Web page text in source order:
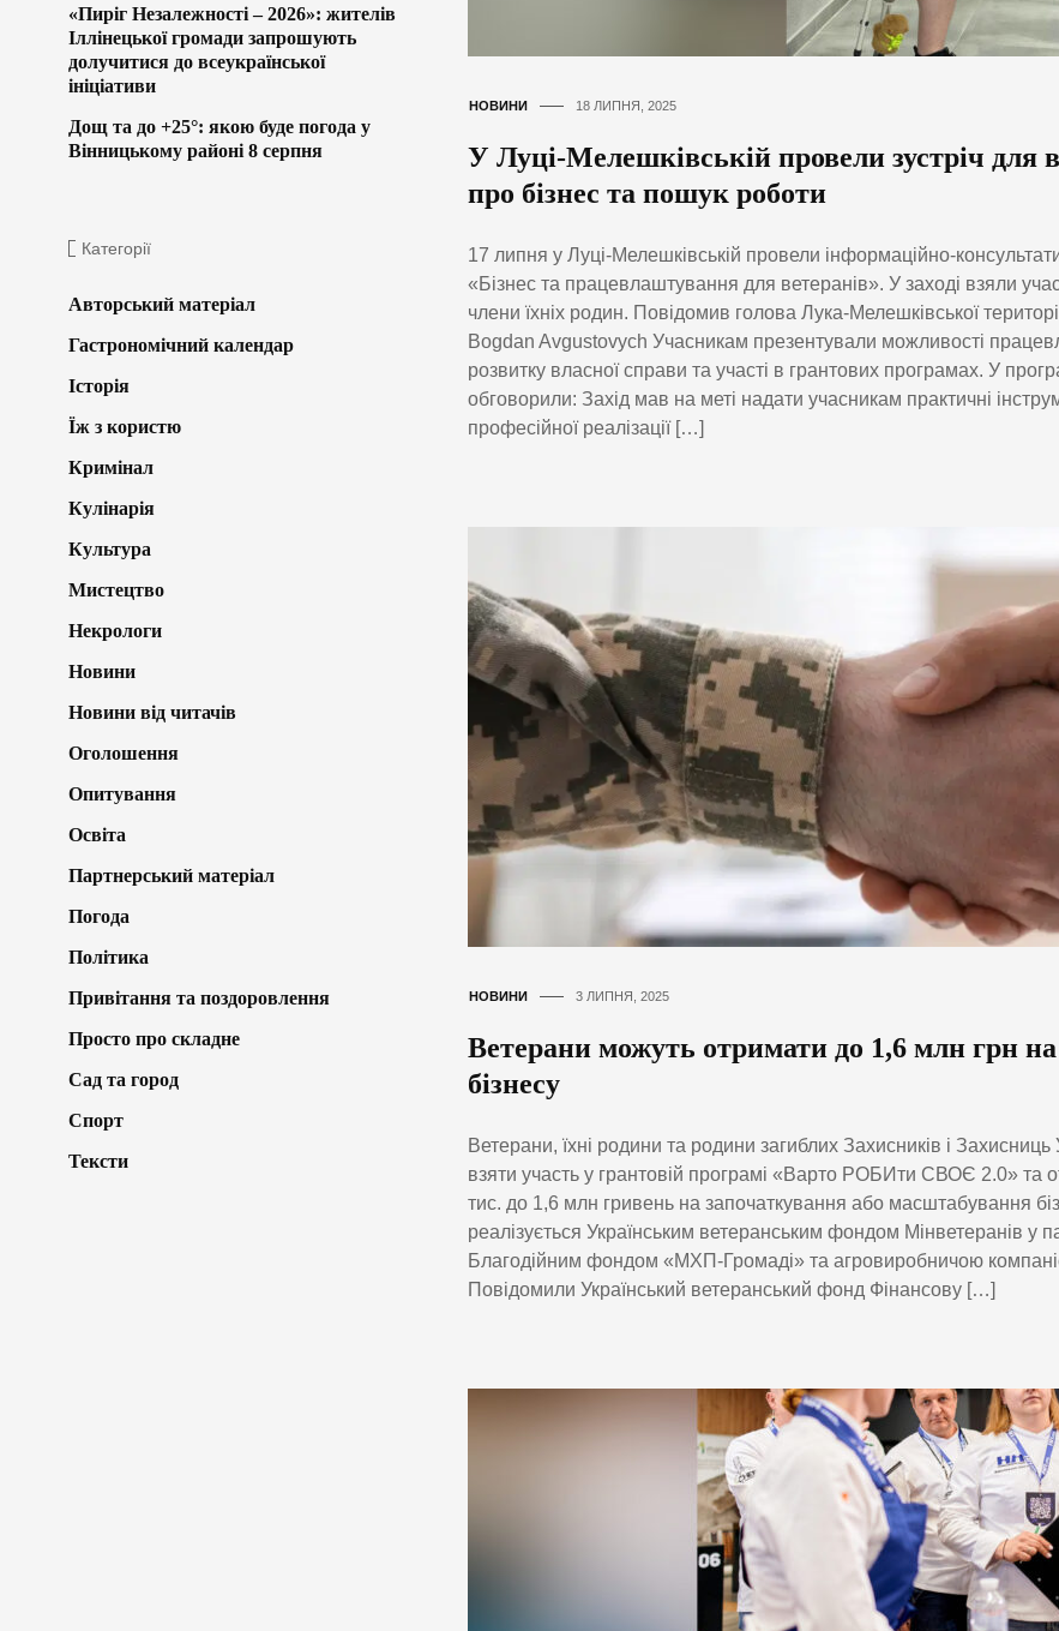
НОВИНИ 18 ЛИПНЯ, 2025
У Луці-Мелешківській провели зустріч для
про бізнес та пошук роботи
17 липня у Луці-Мелешківській провели інформаційно-
«Бізнес та працевлаштування для ветеранів». У заході взяли
члени їхніх родин. Повідомив голова Лука-Мелешківської
Bogdan Avgustovych Учасникам презентували можливості
розвитку власної справи та участі в грантових програмах. У
обговорили: Захід мав на меті надати учасникам практичні
професійної реалізації […]
НОВИНИ 3 ЛИПНЯ, 2025
Ветерани можуть отримати до 1,6 млн грн
бізнесу
Ветерани, їхні родини та родини загиблих Захисників і Захисниць
взяти участь у грантовій програмі «Варто РОБИти СВОЄ 2.0» та
тис. до 1,6 млн гривень на започаткування або масштабування
реалізується Українським ветеранським фондом Мінветеранів у
Благодійним фондом «МХП-Громаді» та агровиробничою
Повідомили Український ветеранський фонд Фінансову […]
«Пиріг Незалежності – 2026»: жителів
Іллінецької громади запрошують
долучитися до всеукраїнської
ініціативи
Дощ та до +25°: якою буде погода у
Вінницькому районі 8 серпня
Категорії
Авторський матеріал
Гастрономічний календар
Історія
Їж з користю
Кримінал
Кулінарія
Культура
Мистецтво
Некрологи
Новини
Новини від читачів
Оголошення
Опитування
Освіта
Партнерський матеріал
Погода
Політика
Привітання та поздоровлення
Просто про складне
Сад та город
Спорт
Тексти